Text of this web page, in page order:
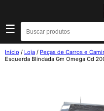
☰
Início / Loja / Peças de Carros e
Esquerda Blindada Gm Omega Cd